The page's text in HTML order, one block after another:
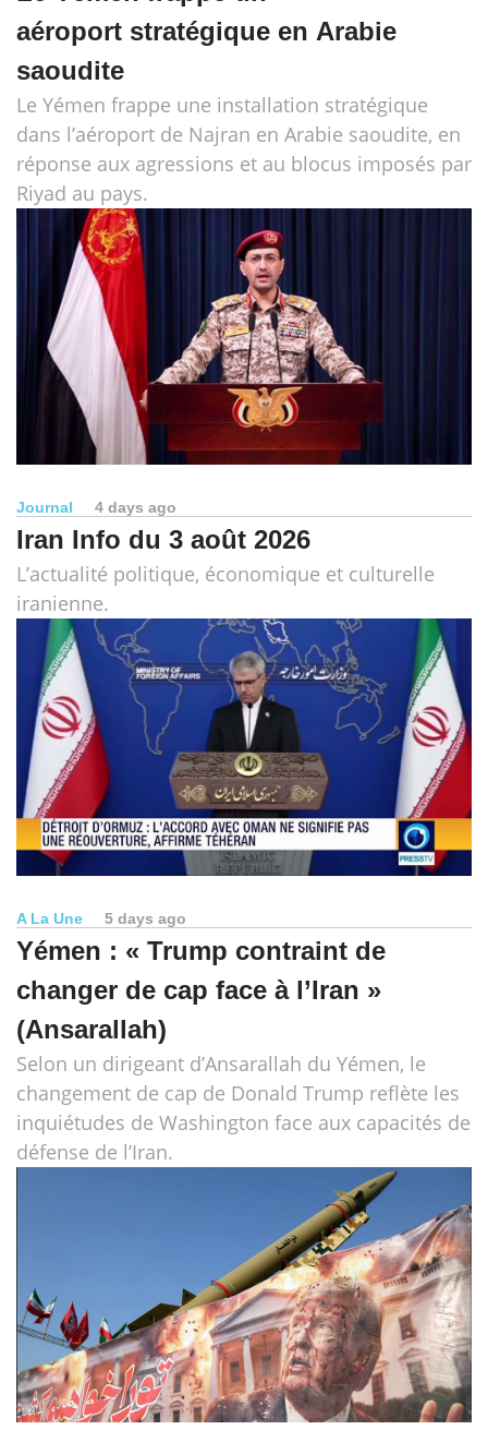
aéroport stratégique en Arabie
saoudite
Le Yémen frappe une installation stratégique
dans l’aéroport de Najran en Arabie saoudite, en
réponse aux agressions et au blocus imposés par
Riyad au pays.
Journal 4 days ago
Iran Info du 3 août 2026
L’actualité politique, économique et culturelle
iranienne.
A La Une 5 days ago
Yémen : « Trump contraint de
changer de cap face à l’Iran »
(Ansarallah)
Selon un dirigeant d’Ansarallah du Yémen, le
changement de cap de Donald Trump reflète les
inquiétudes de Washington face aux capacités de
défense de l’Iran.